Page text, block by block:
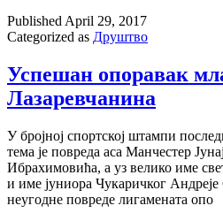
Published April 29, 2017
Categorized as Друштво
Успешан опоравак
Лазаревчанина
У бројној спортској штампи
тема је повреда аса Манчестер
Ибрахимовића, a уз велико име
и име јуниора Чукаричког Андреје
неугодне повреде лигамената опо